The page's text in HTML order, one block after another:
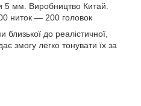
5 мм. Виробництво Китай.
ниток — 200 головок
до реалістичної,
змогу легко тонувати їх за